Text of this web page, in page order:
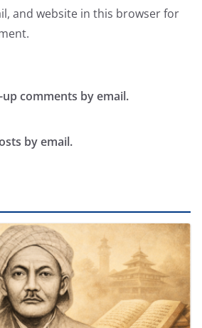
and website in this browser for
comments by email.
by email.